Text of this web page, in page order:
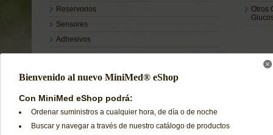
Reservorios
Sensores
Adhesivos
Otros
Bienvenido al nuevo MiniMed® eShop
Con MiniMed eShop podrá:
Ordenar suministros a cualquier hora, de día o de noche
Buscar y navegar a través de nuestro catálogo de productos